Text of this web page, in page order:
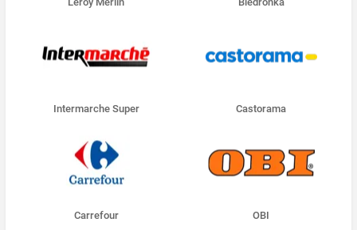
Intermarche Super Castorama
Carrefour OBI